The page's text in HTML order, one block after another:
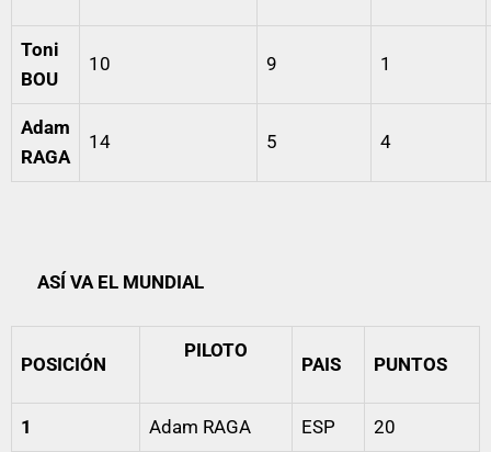
Toni
BOU
10 9 1
Adam
RAGA
14 5 4
ASÍ VA EL MUNDIAL
POSICIÓN
PILOTO
PAIS PUNTOS
1 Adam RAGA ESP 20